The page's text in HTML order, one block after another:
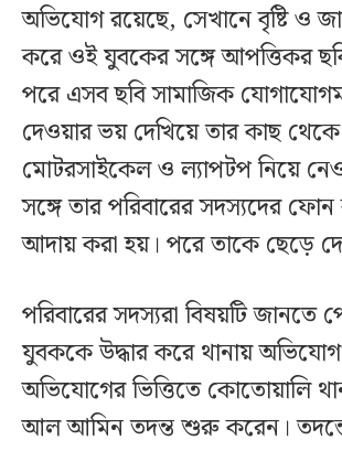
অভিযোগ রয়েছে, সেখানে বৃষ্টি ও
করে ওই যুবকের সঙ্গে আপত্তিকর
পরে এসব ছবি সামাজিক
দেওয়ার ভয় দেখিয়ে তার কাছ
মোটরসাইকেল ও ল্যাপটপ নিয়ে
সঙ্গে তার পরিবারের সদস্যদের
আদায় করা হয়। পরে তাকে ছেড়ে
পরিবারের সদস্যরা বিষয়টি জানতে
যুবককে উদ্ধার করে থানায়
অভিযোগের ভিত্তিতে কোতোয়ালি
আল আমিন তদন্ত শুরু করেন।